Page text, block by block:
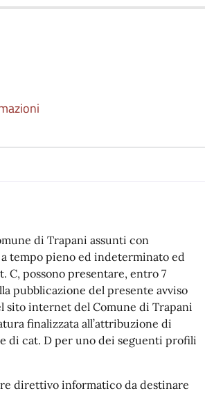
di Trapani assunti con
tempo pieno ed indeterminato ed
C, possono presentare, entro 7
pubblicazione del presente avviso
sito internet del Comune di Trapani
finalizzata all’attribuzione di
di cat. D per uno dei seguenti profili
direttivo informatico da destinare